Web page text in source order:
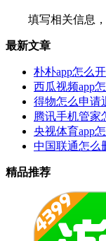
填写相关信息，
最新文章
朴朴app怎么
西瓜视频app
得物怎么申请
腾讯手机管家
央视体育app
中国联通怎么
精品推荐